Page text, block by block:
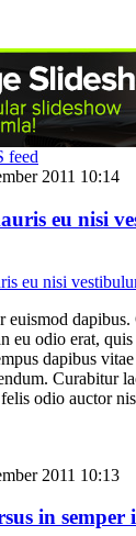
feed
2011 10:14
eu nisi
euismod
eu odio erat,
dapibus
Curabitur
odio auctor
2011 10:13
in semper